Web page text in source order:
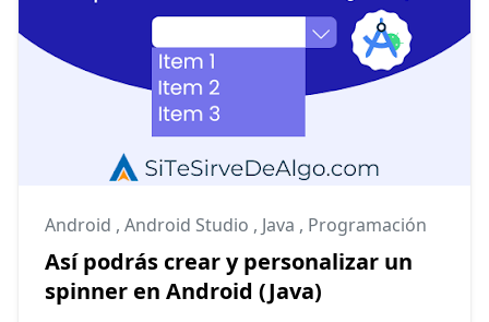
Android , Android Studio , Java , Programación
Así podrás crear y personalizar un
spinner en Android (Java)